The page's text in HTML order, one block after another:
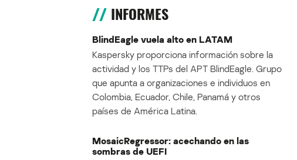
INFORMES
BlindEagle vuela alto en LATAM
Kaspersky proporciona información sobre la
actividad y los TTPs del APT BlindEagle. Grupo
que apunta a organizaciones e individuos en
Colombia, Ecuador, Chile, Panamá y otros
países de América Latina.
MosaicRegressor: acechando en las
sombras de UEFI